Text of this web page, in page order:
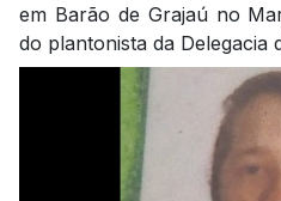
em Barão de Grajaú no
do plantonista da Delegacia